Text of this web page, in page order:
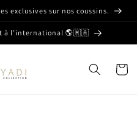
exclusives sur nos coussins.
à l’international 🌎🇲🇦
Panier